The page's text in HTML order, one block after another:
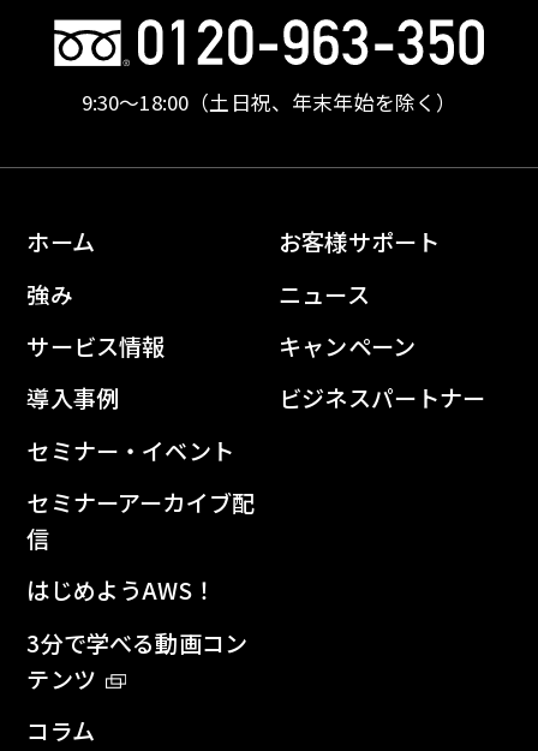
9:30〜18:00 （土日祝、年末年始を除く）
ホーム
強み
サービス情報
導入事例
セミナー・イベント
セミナーアーカイブ配
信
はじめようAWS！
3分で学べる動画コン
テンツ
コラム
お客様サポート
ニュース
キャンペーン
ビジネスパートナー